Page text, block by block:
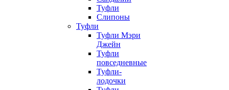
Туфли
Слипоны
Туфли
Туфли Мэри
Джейн
Туфли
повседневные
Туфли-
лодочки